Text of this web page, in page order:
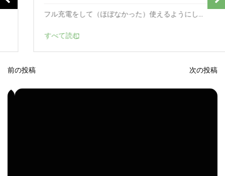
フル充電をして（ほぼなかった）使えるようにし...
すべて読む
投
前の投稿 次の投稿